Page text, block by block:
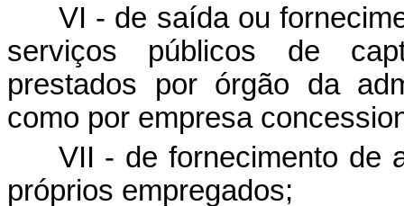
VI - de saída ou
serviços públicos de
prestados por órgão da
como por empresa
VII - de fornecimento de
próprios empregados;